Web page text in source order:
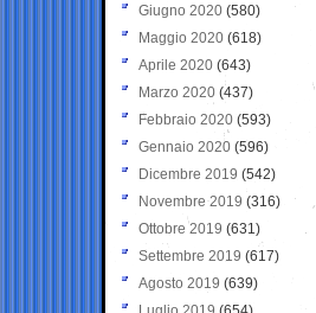
Giugno 2020 (580)
Maggio 2020 (618)
Aprile 2020 (643)
Marzo 2020 (437)
Febbraio 2020 (593)
Gennaio 2020 (596)
Dicembre 2019 (542)
Novembre 2019 (316)
Ottobre 2019 (631)
Settembre 2019 (617)
Agosto 2019 (639)